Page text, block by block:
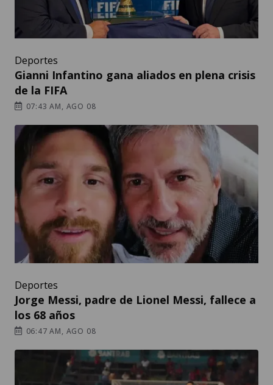
Deportes
Gianni Infantino gana aliados en plena crisis
de la FIFA
07:43 AM, AGO 08
Deportes
Jorge Messi, padre de Lionel Messi, fallece a
los 68 años
06:47 AM, AGO 08